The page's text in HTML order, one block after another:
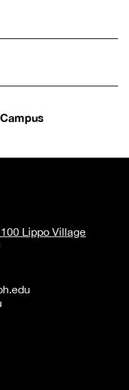
Lippo Village